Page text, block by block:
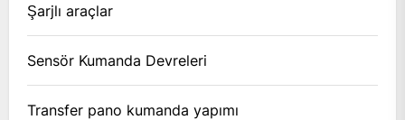
Şarjlı araçlar
Sensör Kumanda Devreleri
Transfer pano kumanda yapımı